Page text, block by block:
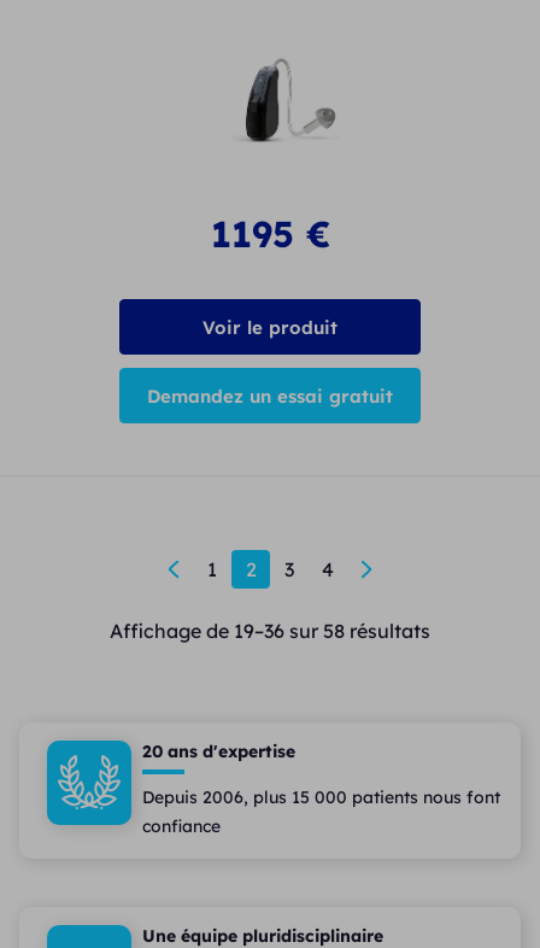
1195 €
Voir le produit
Demandez un essai gratuit
← 1 2 3 4 →
Affichage de 19–36 sur 58 résultats
20 ans d'expertise
Depuis 2006, plus 15 000 patients nous font
confiance
Une équipe pluridisciplinaire